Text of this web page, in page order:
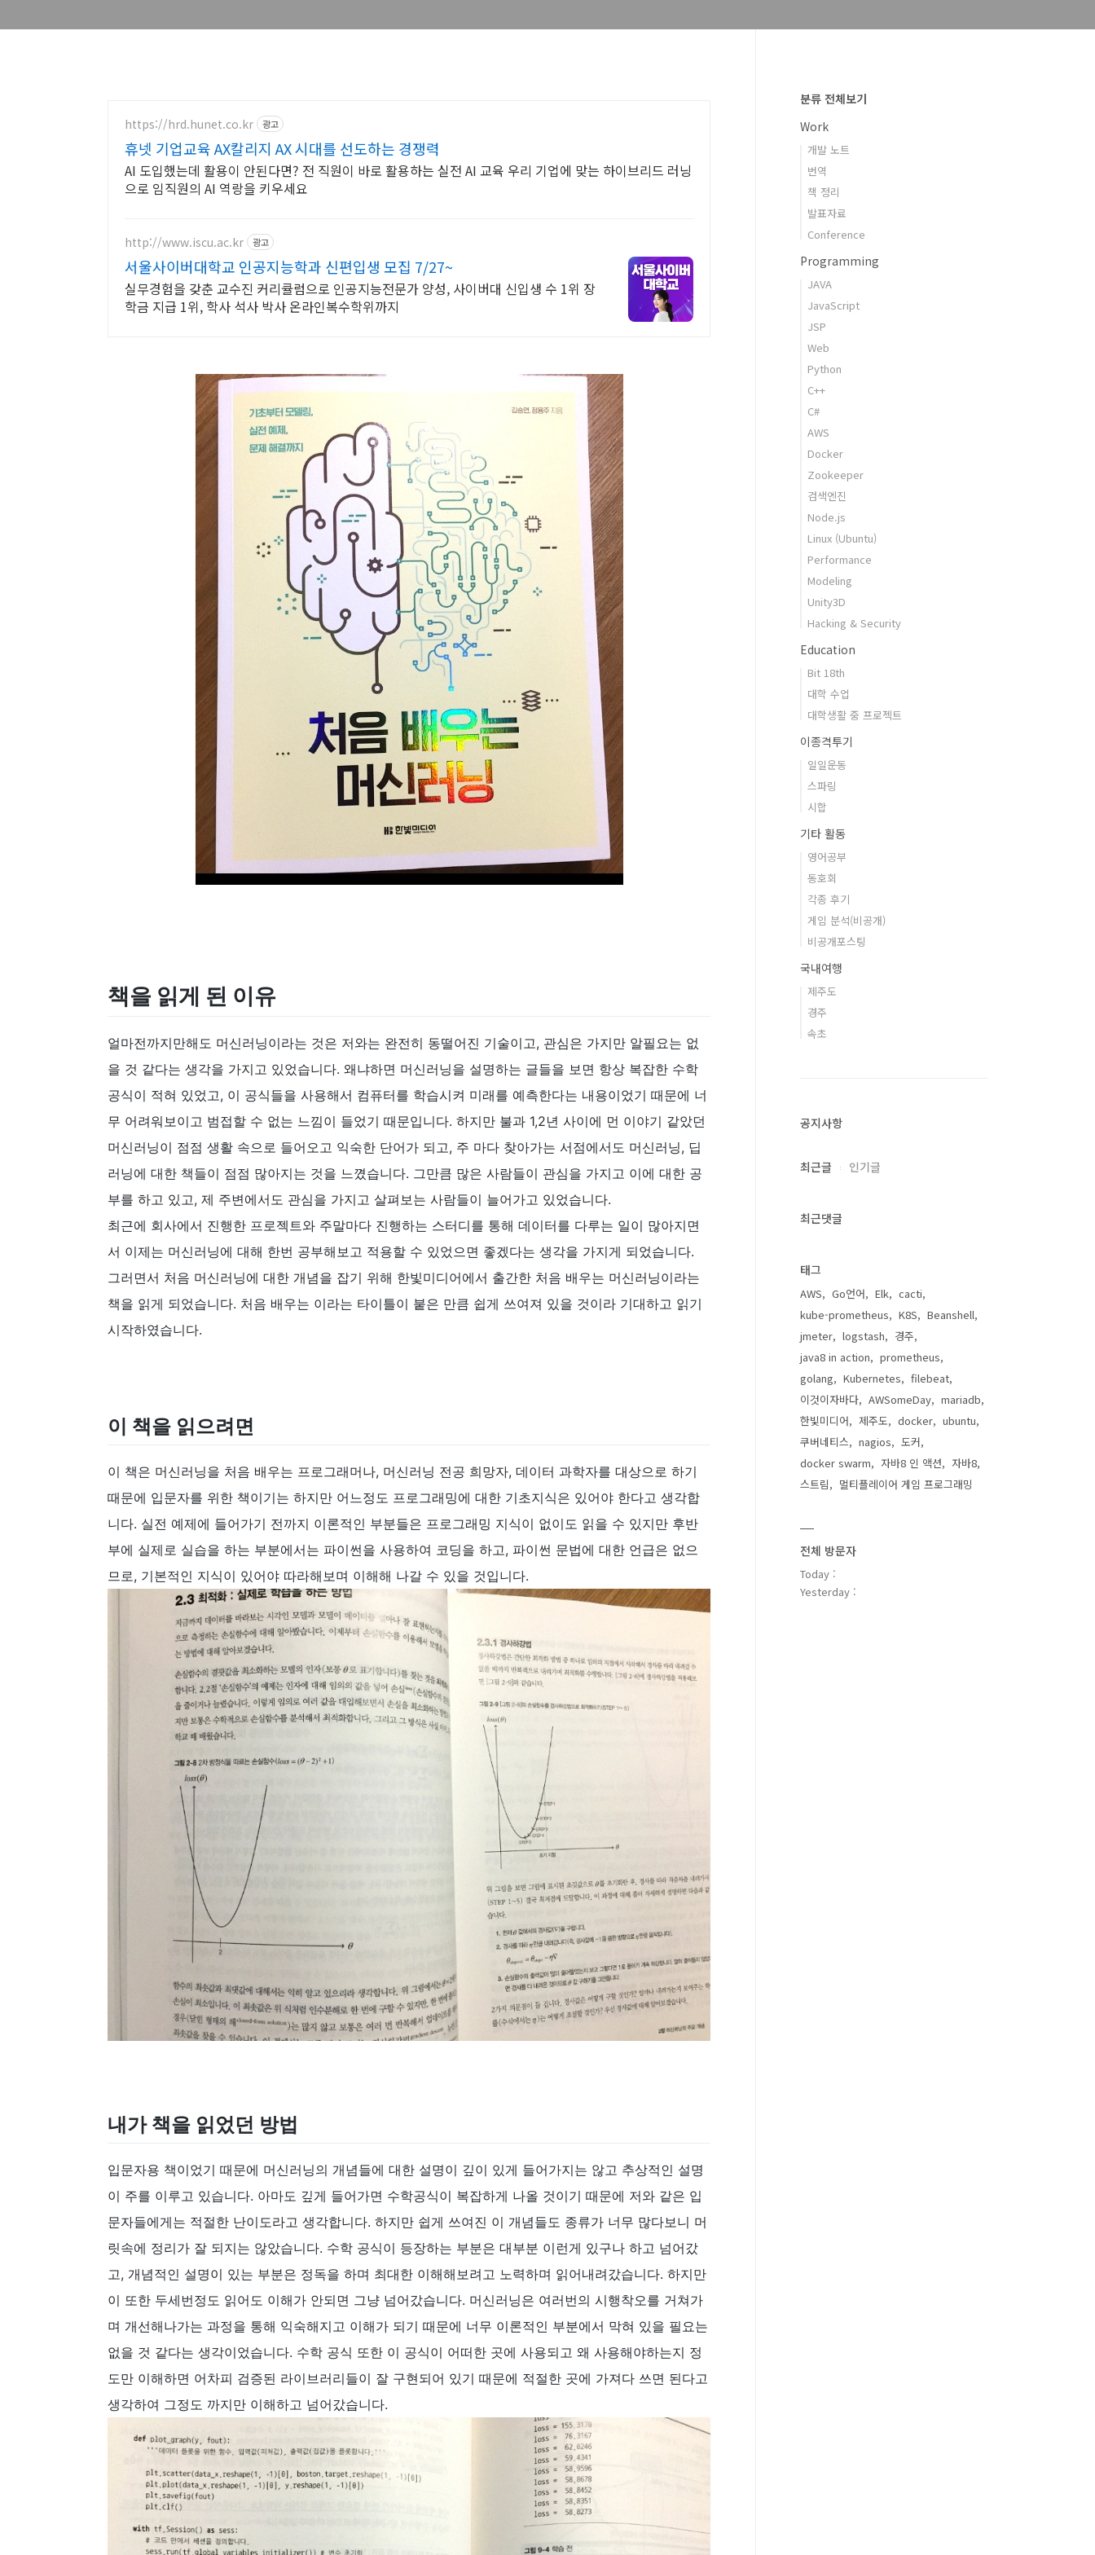
https://hrd.hunet.co.kr 광고
휴넷 기업교육 AX칼리지 AX 시대를 선도하는 경쟁력
AI 도입했는데 활용이 안된다면? 전 직원이 바로 활용하는 실전 AI 교육 우리 기업에 맞는 하이브리드 러닝
으로 임직원의 AI 역랑을 키우세요
http://www.iscu.ac.kr 광고
서울사이버대학교 인공지능학과 신편입생 모집 7/27~
실무경험을 갖춘 교수진 커리큘럼으로 인공지능전문가 양성, 사이버대 신입생 수 1위 장
학금 지급 1위, 학사 석사 박사 온라인복수학위까지
책을 읽게 된 이유
얼마전까지만해도 머신러닝이라는 것은 저와는 완전히 동떨어진 기술이고, 관심은 가지만 알필요는 없
을 것 같다는 생각을 가지고 있었습니다. 왜냐하면 머신러닝을 설명하는 글들을 보면 항상 복잡한 수학
공식이 적혀 있었고, 이 공식들을 사용해서 컴퓨터를 학습시켜 미래를 예측한다는 내용이었기 때문에 너
무 어려워보이고 범접할 수 없는 느낌이 들었기 때문입니다. 하지만 불과 1,2년 사이에 먼 이야기 같았던
머신러닝이 점점 생활 속으로 들어오고 익숙한 단어가 되고, 주 마다 찾아가는 서점에서도 머신러닝, 딥
러닝에 대한 책들이 점점 많아지는 것을 느꼈습니다. 그만큼 많은 사람들이 관심을 가지고 이에 대한 공
부를 하고 있고, 제 주변에서도 관심을 가지고 살펴보는 사람들이 늘어가고 있었습니다.
최근에 회사에서 진행한 프로젝트와 주말마다 진행하는 스터디를 통해 데이터를 다루는 일이 많아지면
서 이제는 머신러닝에 대해 한번 공부해보고 적용할 수 있었으면 좋겠다는 생각을 가지게 되었습니다.
그러면서 처음 머신러닝에 대한 개념을 잡기 위해 한빛미디어에서 출간한 처음 배우는 머신러닝이라는
책을 읽게 되었습니다. 처음 배우는 이라는 타이틀이 붙은 만큼 쉽게 쓰여져 있을 것이라 기대하고 읽기
시작하였습니다.
이 책을 읽으려면
이 책은 머신러닝을 처음 배우는 프로그래머나, 머신러닝 전공 희망자, 데이터 과학자를 대상으로 하기
때문에 입문자를 위한 책이기는 하지만 어느정도 프로그래밍에 대한 기초지식은 있어야 한다고 생각합
니다. 실전 예제에 들어가기 전까지 이론적인 부분들은 프로그래밍 지식이 없이도 읽을 수 있지만 후반
부에 실제로 실습을 하는 부분에서는 파이썬을 사용하여 코딩을 하고, 파이썬 문법에 대한 언급은 없으
므로, 기본적인 지식이 있어야 따라해보며 이해해 나갈 수 있을 것입니다.
내가 책을 읽었던 방법
입문자용 책이었기 때문에 머신러닝의 개념들에 대한 설명이 깊이 있게 들어가지는 않고 추상적인 설명
이 주를 이루고 있습니다. 아마도 깊게 들어가면 수학공식이 복잡하게 나올 것이기 때문에 저와 같은 입
문자들에게는 적절한 난이도라고 생각합니다. 하지만 쉽게 쓰여진 이 개념들도 종류가 너무 많다보니 머
릿속에 정리가 잘 되지는 않았습니다. 수학 공식이 등장하는 부분은 대부분 이런게 있구나 하고 넘어갔
고, 개념적인 설명이 있는 부분은 정독을 하며 최대한 이해해보려고 노력하며 읽어내려갔습니다. 하지만
이 또한 두세번정도 읽어도 이해가 안되면 그냥 넘어갔습니다. 머신러닝은 여러번의 시행착오를 거쳐가
며 개선해나가는 과정을 통해 익숙해지고 이해가 되기 때문에 너무 이론적인 부분에서 막혀 있을 필요는
없을 것 같다는 생각이었습니다. 수학 공식 또한 이 공식이 어떠한 곳에 사용되고 왜 사용해야하는지 정
도만 이해하면 어차피 검증된 라이브러리들이 잘 구현되어 있기 때문에 적절한 곳에 가져다 쓰면 된다고
생각하여 그정도 까지만 이해하고 넘어갔습니다.
분류 전체보기
Work
개발 노트
번역
책 정리
발표자료
Conference
Programming
JAVA
JavaScript
JSP
Web
Python
C++
C#
AWS
Docker
Zookeeper
검색엔진
Node.js
Linux (Ubuntu)
Performance
Modeling
Unity3D
Hacking & Security
Education
Bit 18th
대학 수업
대학생활 중 프로젝트
이종격투기
일일운동
스파링
시합
기타 활동
영어공부
동호회
각종 후기
게임 분석(비공개)
비공개포스팅
국내여행
제주도
경주
속초
공지사항
최근글 인기글
최근댓글
태그
AWS Go언어 Elk
cacti
kube-prometheus
K8S
Beanshell
jmeter
logstash
경주
java8 in action
prometheus
golang
Kubernetes
filebeat
이것이자바다
AWSomeDay
mariadb
한빛미디어
제주도 docker
ubuntu
쿠버네티스
nagios
도커
docker swarm
자바8 인 액션
자바8
스트림
멀티플레이어 게임 프로그래밍
전체 방문자
Today :
Yesterday :